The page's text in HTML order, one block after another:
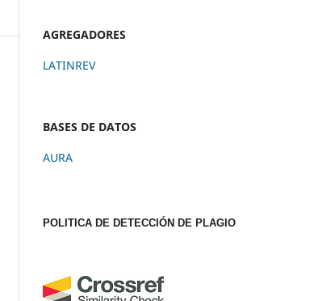
AGREGADORES
LATINREV
BASES DE DATOS
AURA
POLITICA DE DETECCIÓN DE PLAGIO